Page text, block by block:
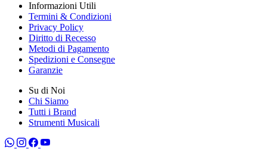
Informazioni Utili
Termini & Condizioni
Privacy Policy
Diritto di Recesso
Metodi di Pagamento
Spedizioni e Consegne
Garanzie
Su di Noi
Chi Siamo
Tutti i Brand
Strumenti Musicali